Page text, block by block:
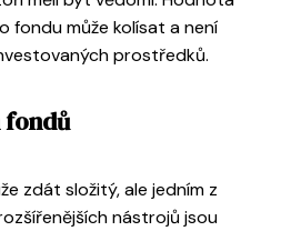
fondu může kolísat a není
prostředků.
zdát složitý, ale jedním z
nástrojů jsou